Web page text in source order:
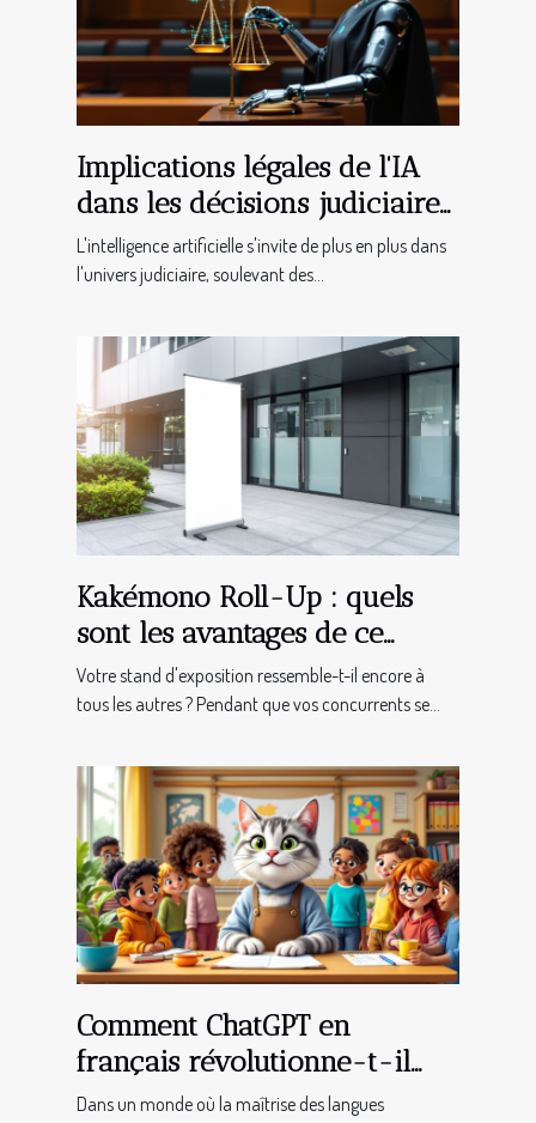
Implications légales de l'IA
dans les décisions judiciaires
?
L'intelligence artificielle s'invite de plus en plus dans
l'univers judiciaire, soulevant des...
Kakémono Roll-Up : quels
sont les avantages de ce
support de communication ?
Votre stand d'exposition ressemble-t-il encore à
tous les autres ? Pendant que vos concurrents se...
Comment ChatGPT en
français révolutionne-t-il
l'apprentissage des langues ?
Dans un monde où la maîtrise des langues